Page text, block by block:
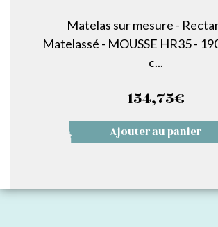
Matelas sur mesure -
Matelassé - MOUSSE HR35 -
c...
154,75€
Ajouter au panier